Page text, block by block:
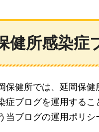
健所感染症
保健所では、延岡保
症ブログを運用する
当ブログの運用ポリシ